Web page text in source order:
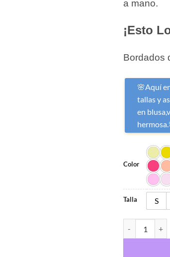
a mano.
¡Esto
Bordados
🌸Aquí
tallas y
en
Color
Talla S